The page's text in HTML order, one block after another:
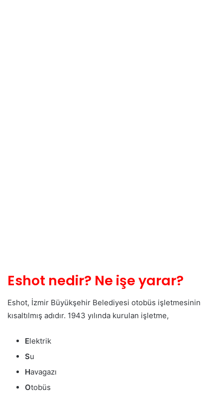
Eshot nedir? Ne işe yarar?
Eshot, İzmir Büyükşehir Belediyesi otobüs işletmesinin
kısaltılmış adıdır. 1943 yılında kurulan işletme,
Elektrik
Su
Havagazı
Otobüs